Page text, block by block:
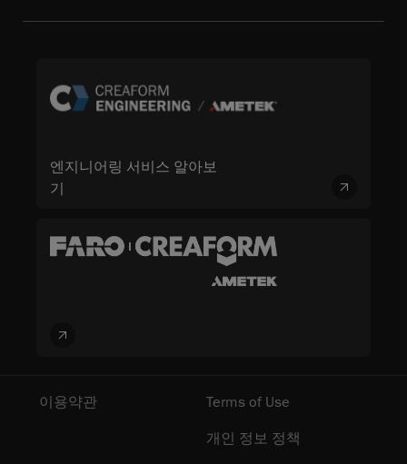
엔지니어링 서비스 알아보
기
이용약관
Terms of Use
개인 정보 정책